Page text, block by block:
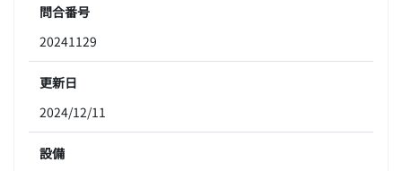
問合番号
20241129
更新日
2024/12/11
設備